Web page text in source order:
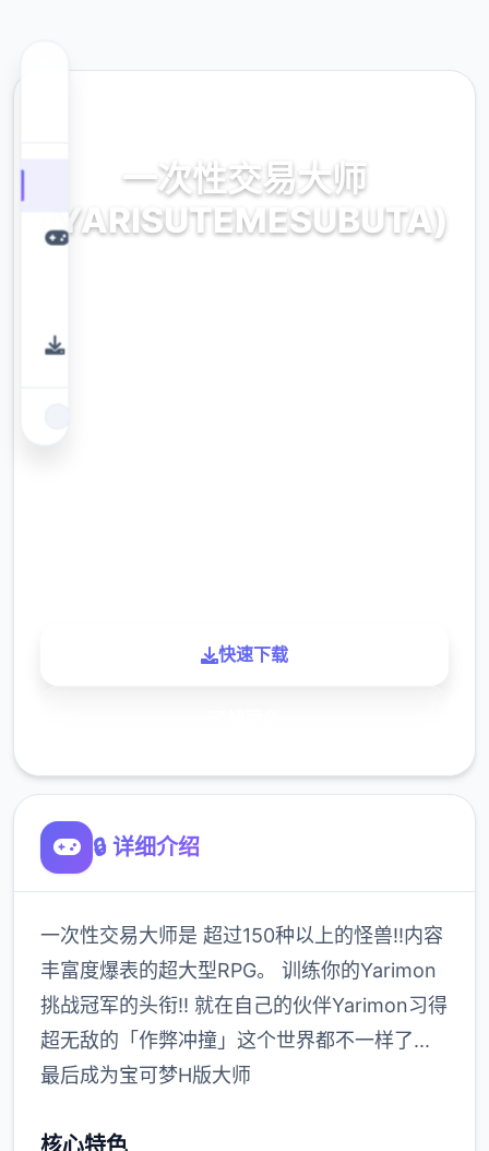
一次性交易大师
(YARISUTEMESUBUTA)
快速下载
🔒 详细介绍
一次性交易大师是 超过150种以上的怪兽!!内容
丰富度爆表的超大型RPG。 训练你的Yarimon
挑战冠军的头衔!! 就在自己的伙伴Yarimon习得
超无敌的「作弊冲撞」这个世界都不一样了...
最后成为宝可梦H版大师
核心特色